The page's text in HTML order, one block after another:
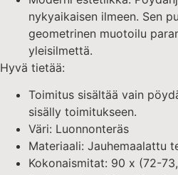
nykyaikaisen ilmeen. Sen
geometrinen muotoilu
yleisilmettä.
Hyvä tietää:
Toimitus sisältää vain
sisälly toimitukseen.
Väri: Luonnonteräs
Materiaali: Jauhemaalattu
Kokonaismitat: 90 x (72-